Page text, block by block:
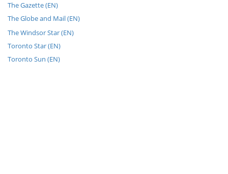
The Gazette (EN)
The Globe and Mail (EN)
The Windsor Star (EN)
Toronto Star (EN)
Toronto Sun (EN)